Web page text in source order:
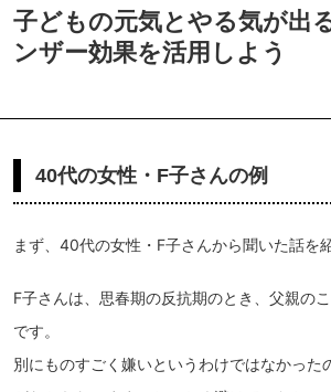
子どもの元気とやる気が出
ンザー効果を活用しよう
40代の女性・F子さんの例
まず、40代の女性・F子さんから聞いた話を
F子さんは、思春期の反抗期のとき、父親の
です。
別にものすごく嫌いというわけではなかった